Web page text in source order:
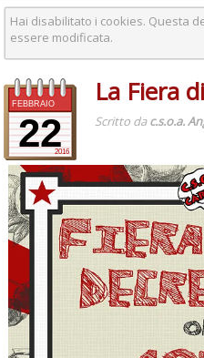
Hai disabilitato i cookies. Questa
essere modificata.
FEBBRAIO
222016
La Fiera
Scritto dac.s.o.a.